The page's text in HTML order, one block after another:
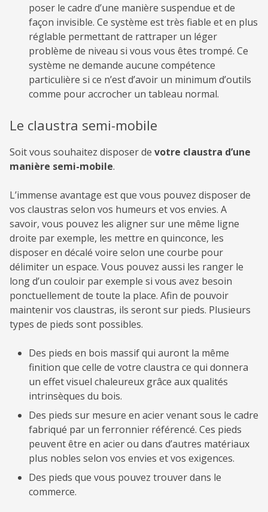
poser le cadre d’une manière suspendue et de
façon invisible. Ce système est très fiable et en plus
réglable permettant de rattraper un léger
problème de niveau si vous vous êtes trompé. Ce
système ne demande aucune compétence
particulière si ce n’est d’avoir un minimum d’outils
comme pour accrocher un tableau normal.
Le claustra semi-mobile
Soit vous souhaitez disposer de votre claustra d’une
manière semi-mobile.
L’immense avantage est que vous pouvez disposer de
vos claustras selon vos humeurs et vos envies. A
savoir, vous pouvez les aligner sur une même ligne
droite par exemple, les mettre en quinconce, les
disposer en décalé voire selon une courbe pour
délimiter un espace. Vous pouvez aussi les ranger le
long d’un couloir par exemple si vous avez besoin
ponctuellement de toute la place. Afin de pouvoir
maintenir vos claustras, ils seront sur pieds. Plusieurs
types de pieds sont possibles.
Des pieds en bois massif qui auront la même
finition que celle de votre claustra ce qui donnera
un effet visuel chaleureux grâce aux qualités
intrinsèques du bois.
Des pieds sur mesure en acier venant sous le cadre
fabriqué par un ferronnier référencé. Ces pieds
peuvent être en acier ou dans d’autres matériaux
plus nobles selon vos envies et vos exigences.
Des pieds que vous pouvez trouver dans le
commerce.